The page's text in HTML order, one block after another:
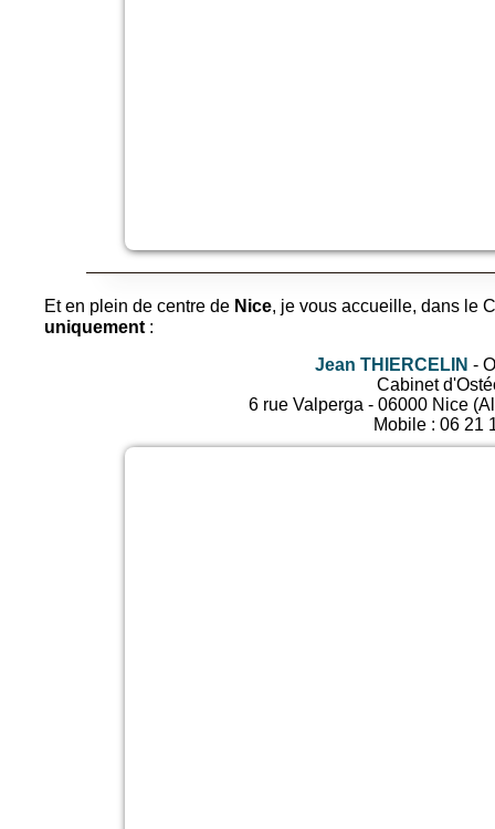
Et en plein de centre de Nice, je vous accueille, dans le
uniquement :
Jean THIERCELIN -
Cabinet
6 rue Valperga - 06000 Nice(
Mobile : 06 21